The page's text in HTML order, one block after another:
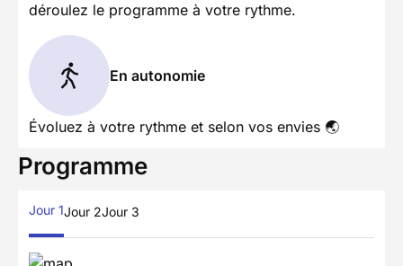
déroulez le programme à votre rythme.
En autonomie
Évoluez à votre rythme et selon vos envies 🌏
Programme
Jour 1Jour 2Jour 3